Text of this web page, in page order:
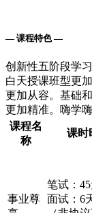
— 课程特色 —
创新性五阶段学
白天授课班型更
更加从容。基础
更加精准。嗨学
课程名
称
课时
事业尊
笔试：
面试：6